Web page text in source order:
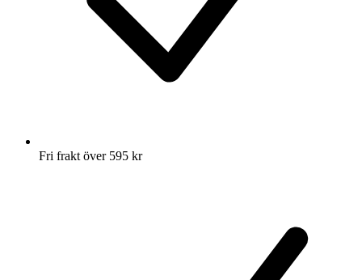
Fri frakt över 595 kr